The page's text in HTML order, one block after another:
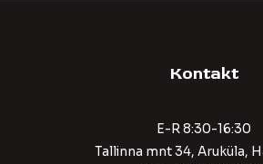
Kontakt
E-R 8:30-16:30
Tallinna mnt 34, Aruküla,